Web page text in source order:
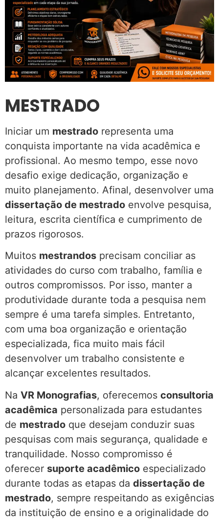
MESTRADO
Iniciar um mestrado representa uma
conquista importante na vida acadêmica e
profissional. Ao mesmo tempo, esse novo
desafio exige dedicação, organização e
muito planejamento. Afinal, desenvolver uma
dissertação de mestrado envolve pesquisa,
leitura, escrita científica e cumprimento de
prazos rigorosos.
Muitos mestrandos precisam conciliar as
atividades do curso com trabalho, família e
outros compromissos. Por isso, manter a
produtividade durante toda a pesquisa nem
sempre é uma tarefa simples. Entretanto,
com uma boa organização e orientação
especializada, fica muito mais fácil
desenvolver um trabalho consistente e
alcançar excelentes resultados.
Na VR Monografias, oferecemos consultoria
acadêmica personalizada para estudantes
de mestrado que desejam conduzir suas
pesquisas com mais segurança, qualidade e
tranquilidade. Nosso compromisso é
oferecer suporte acadêmico especializado
durante todas as etapas da dissertação de
mestrado, sempre respeitando as exigências
da instituição de ensino e a originalidade do